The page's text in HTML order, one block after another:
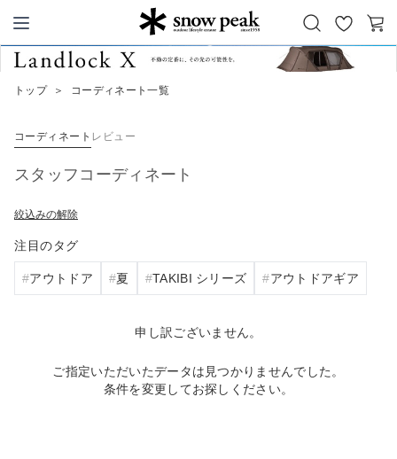
Snow Peak
お
気
カ
トップ ＞ コーディネート一覧
コーディネート レビュー
スタッフコーディネート
絞込みの解除
注目のタグ
アウトドア 夏 TAKIBI シリーズ アウトドアギア
申し訳ございません。
ご指定いただいたデータは見つかりませんでした。
条件を変更してお探しください。